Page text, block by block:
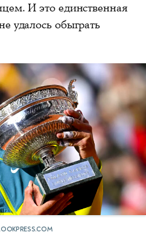
И это единственная
удалось обыграть